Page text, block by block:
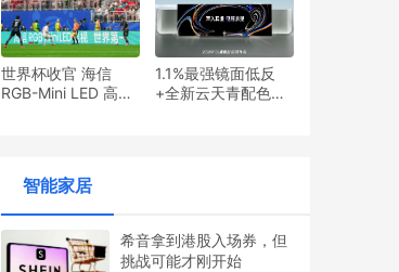
世界杯收官 海信
RGB-Mini LED 高端
1.1%最强镜面低反
+全新云天青配色：
智能家居
希音拿到港股入场券，但
挑战可能才刚开始